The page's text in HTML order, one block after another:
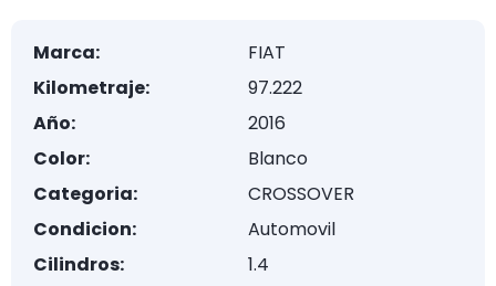
Marca:
FIAT
Kilometraje:
97.222
Año:
2016
Color:
Blanco
Categoria:
CROSSOVER
Condicion:
Automovil
Cilindros:
1.4